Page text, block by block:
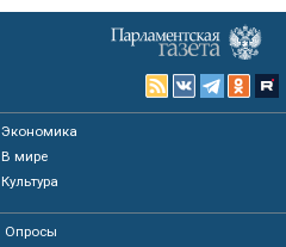
Экономика
В мире
Культура
Опросы